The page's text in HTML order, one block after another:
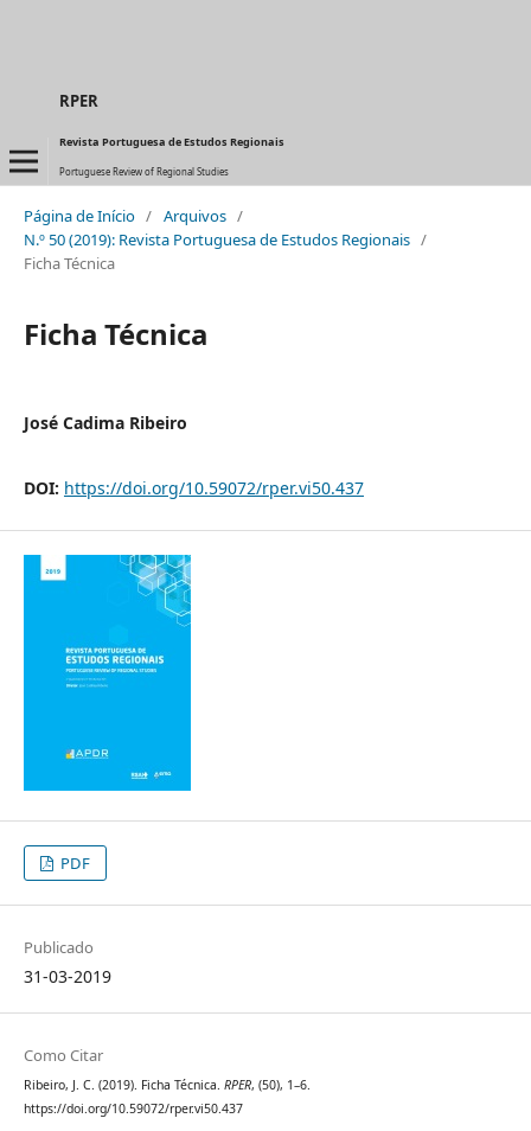
RPER
Revista Portuguesa de Estudos Regionais
Portuguese Review of Regional Studies
Página de Início / Arquivos /
N.º 50 (2019): Revista Portuguesa de Estudos Regionais /
Ficha Técnica
Ficha Técnica
José Cadima Ribeiro
DOI: https://doi.org/10.59072/rper.vi50.437
PDF
Publicado
31-03-2019
Como Citar
Ribeiro, J. C. (2019). Ficha Técnica. RPER, (50), 1–6.
https://doi.org/10.59072/rper.vi50.437